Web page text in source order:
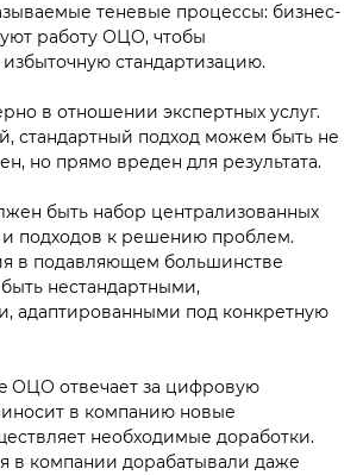
теневые процессы: бизнес-
работу ОЦО, чтобы
стандартизацию.
в отношении экспертных услуг.
стандартный подход можем быть не
но прямо вреден для результата.
быть набор централизованных
и подходов к решению проблем.
в подавляющем большинстве
нестандартными,
адаптированными под конкретную
ОЦО отвечает за цифровую
в компанию новые
необходимые доработки.
в компании дорабатывали даже